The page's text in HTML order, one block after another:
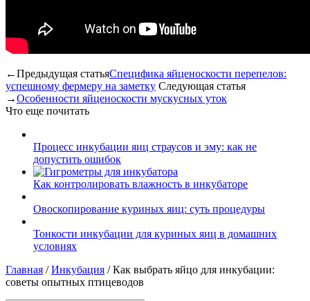
←Предыдущая статьяСпецифика яйценоскости перепелов:
успешному фермеру на заметку Следующая статья
→Особенности яйценоскости мускусных уток
Что еще почитать
Процесс инкубации яиц страусов и эму: как не
допустить ошибок
Как контролировать влажность в инкубаторе
Овоскопирование куриных яиц: суть процедуры
Тонкости инкубации для куриных яиц в домашних
условиях
Главная /Инкубация /Как выбрать яйцо для инкубации:
советы опытных птицеводов